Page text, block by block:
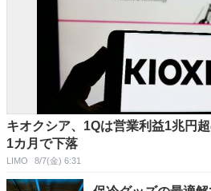
キオクシア、1Qは営業利益1兆円
1カ月で下落
LIMO 8/7(金) 6:31